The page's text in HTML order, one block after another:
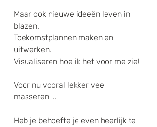
Maar ook nieuwe ideeën leven in
blazen.
Toekomstplannen maken en
uitwerken.
Visualiseren hoe ik het voor me zie!
Voor nu vooral lekker veel
masseren ...
Heb je behoefte je even heerlijk te